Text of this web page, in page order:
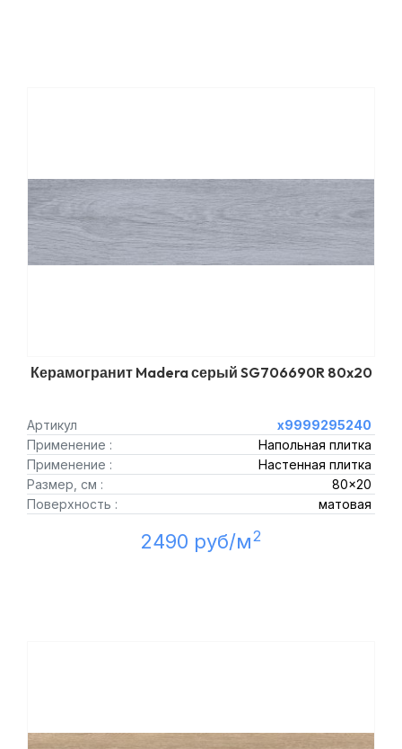
Керамогранит Madera серый SG706690R 80x20
Артикул
х9999295240
Применение :
Напольная плитка
Применение :
Настенная плитка
Размер, см :
80x20
Поверхность :
матовая
2490 руб/м2